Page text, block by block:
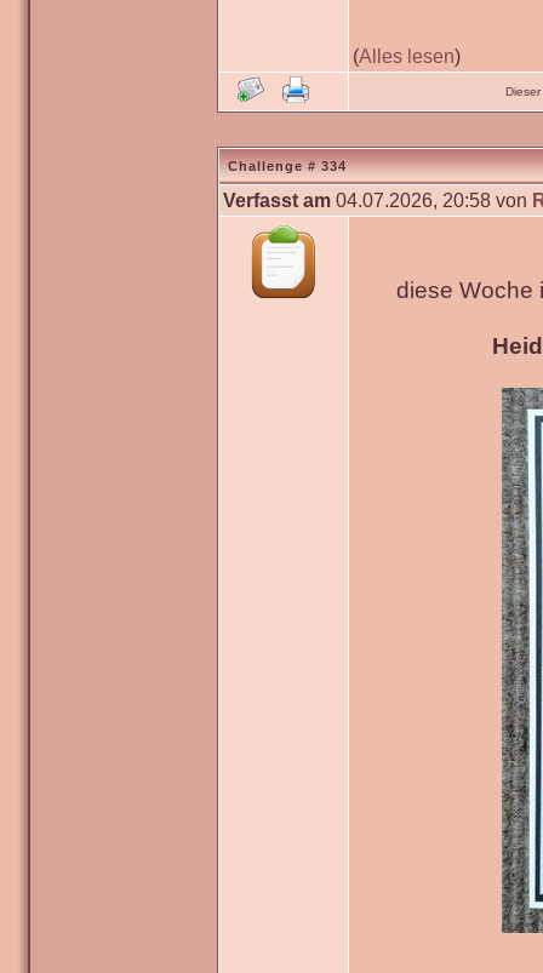
(Alles lesen)
Challenge # 334
Verfasst am 04.07.2026, 20:58 von
diese Woche